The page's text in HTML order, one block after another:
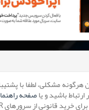
ارتباط باشید و یاصفحه راهنما